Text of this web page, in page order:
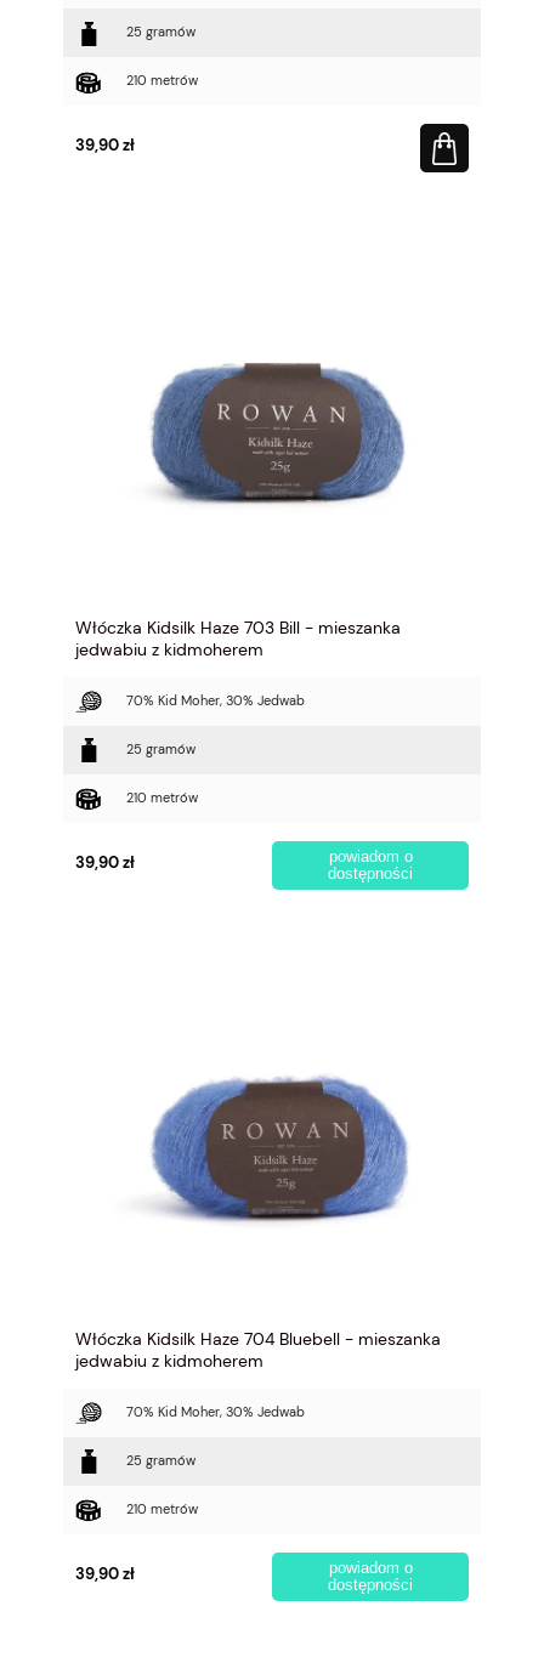
25 gramów
210 metrów
39,90 zł
Włóczka Kidsilk Haze 703 Bill - mieszanka
jedwabiu z kidmoherem
70% Kid Moher, 30% Jedwab
25 gramów
210 metrów
39,90 zł
powiadom o
dostępności
Włóczka Kidsilk Haze 704 Bluebell - mieszanka
jedwabiu z kidmoherem
70% Kid Moher, 30% Jedwab
25 gramów
210 metrów
39,90 zł
powiadom o
dostępności